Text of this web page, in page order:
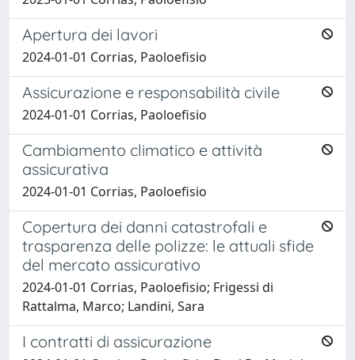
Apertura dei lavori
2024-01-01 Corrias, Paoloefisio
Assicurazione e responsabilità civile
2024-01-01 Corrias, Paoloefisio
Cambiamento climatico e attività
assicurativa
2024-01-01 Corrias, Paoloefisio
Copertura dei danni catastrofali e
trasparenza delle polizze: le attuali sfide
del mercato assicurativo
2024-01-01 Corrias, Paoloefisio; Frigessi di
Rattalma, Marco; Landini, Sara
I contratti di assicurazione